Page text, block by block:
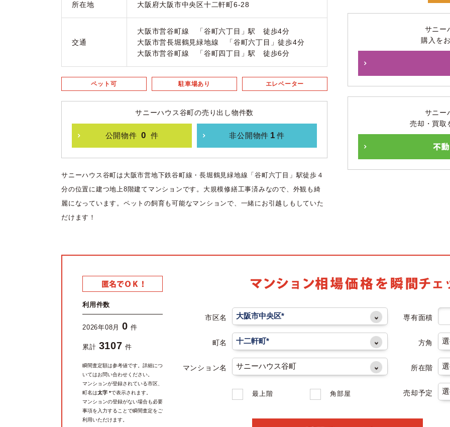
所在地 大阪府大阪市中央区十二軒町6-28
交通
大阪市営谷町線 「谷町六丁目」駅 徒歩4分
大阪市営長堀鶴見緑地線 「谷町六丁目」徒歩4分
大阪市営谷町線 「谷町四丁目」駅 徒歩6分
ペット可 駐車場あり エレベーター
サニーハウス谷町の売り出し物件数
公開物件 0 件 非公開物件 1 件
サニーハウス谷町は大阪市営地下鉄谷町線・長堀鶴見緑地線「谷町六丁目」駅徒歩４
分の位置に建つ地上8階建てマンションです。大規模修繕工事済みなので、外観も綺
麗になっています。ペットの飼育も可能なマンションで、一緒にお引越しもしていた
だけます！
サニー
購入を
サニー
売却・買取
利用件数
2026年08月 0 件
累計 3107 件
市区名
町名
マンション名
最上階 角部屋
専有面積
方角
所在階
売却予定
瞬間査定額は参考値です。詳細につ
いてはお問い合わせください。
マンションが登録されている市区、
町名は太字 *で表示されます。
マンションの登録がない場合も必要
事項を入力することで瞬間査定をご
利用いただけます。